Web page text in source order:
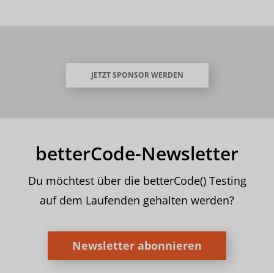
JETZT SPONSOR WERDEN
betterCode-Newsletter
Du möchtest über die betterCode() Testing
auf dem Laufenden gehalten werden?
Newsletter abonnieren